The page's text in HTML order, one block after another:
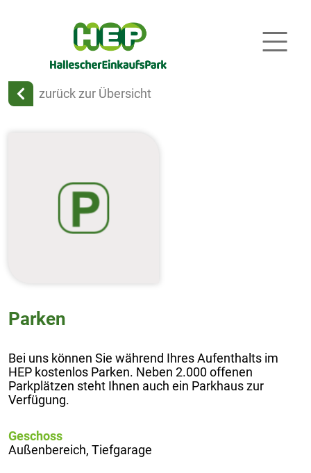
zurück zur Übersicht
Parken
Bei uns können Sie während Ihres Aufenthalts im
HEP kostenlos Parken. Neben 2.000 offenen
Parkplätzen steht Ihnen auch ein Parkhaus zur
Verfügung.
Geschoss
Außenbereich, Tiefgarage